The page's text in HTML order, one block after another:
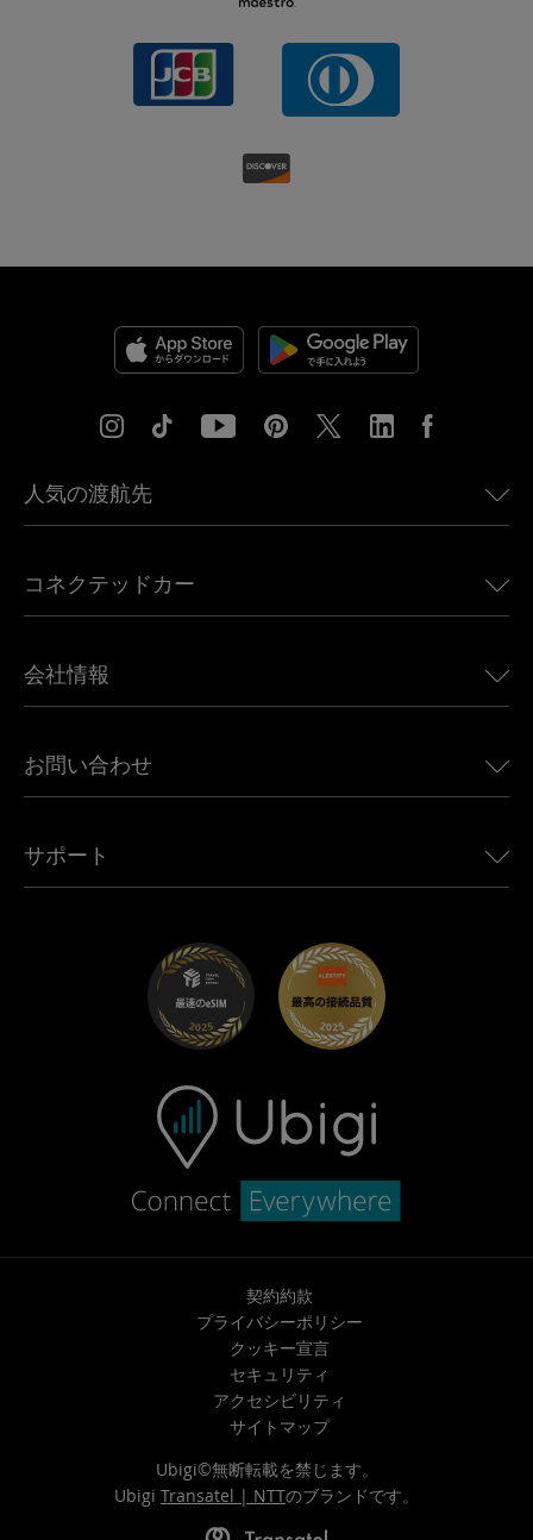
人気の渡航先
ヨーロッパ向けeSIM
カナダ向けeSIM
アフリカ向けeSIM
すべての目的地を見る
コネクテッドカー
Land Rover向けUbigi
Jeep向けUbigi
Mini向けUbigi
Maserati向けUbigi
会社情報
Ubigi関連プレス
Ubigiアプリ
お問い合わせ
アフェリエイトプログラム
サポート
トラブルシューティング
ヘルプセンター
お問い合わせ先
契約約款
プライバシーポリシー
クッキー宣言
セキュリティ
アクセシビリティ
サイトマップ
Ubigi©無断転載を禁じます。
Ubigi Transatel | NTTのブランドです。